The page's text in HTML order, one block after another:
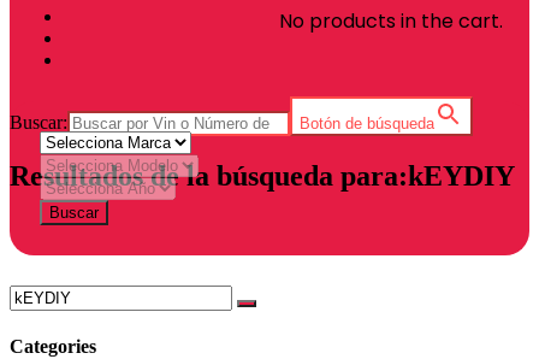
No products in the cart.
Buscar: Botón de búsqueda
Resultados de la búsqueda para:kEYDIY
Buscar
Categories